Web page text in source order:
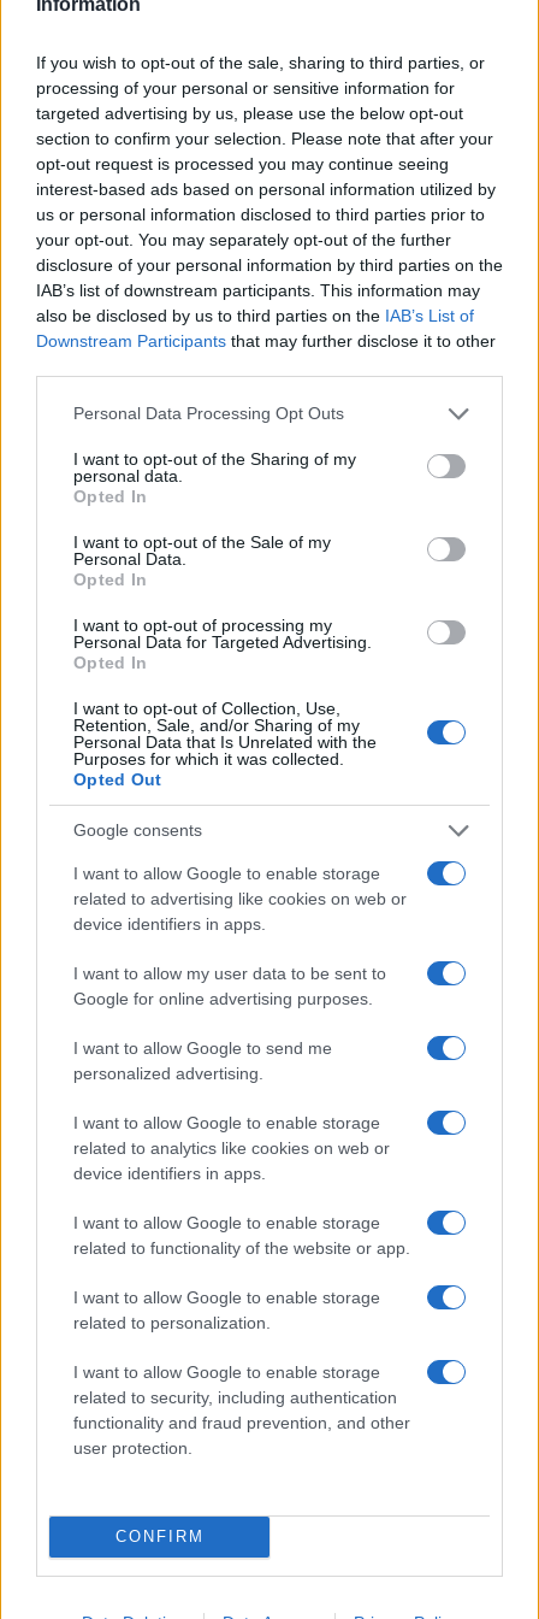
If you wish to opt-out of the sale, sharing to third parties, or
processing of your personal or sensitive information for
targeted advertising by us, please use the below opt-out
section to confirm your selection. Please note that after your
opt-out request is processed you may continue seeing
interest-based ads based on personal information utilized by
us or personal information disclosed to third parties prior to
your opt-out. You may separately opt-out of the further
disclosure of your personal information by third parties on the
IAB’s list of downstream participants. This information may
also be disclosed by us to third parties on the IAB’s List of
Downstream Participants that may further disclose it to other
Please note that this website/app uses one or more Google
not limited to your visit or usage behaviour. You may click to
grant or deny consent to Google and its third-party tags to
use your data for below specified purposes in below Google
consent section.
Personal Data Processing Opt Outs
I want to opt-out of the Sharing of my
personal data.
Opted In
I want to opt-out of the Sale of my
Personal Data.
Opted In
I want to opt-out of processing my
Personal Data for Targeted Advertising.
Opted In
I want to opt-out of Collection, Use,
Retention, Sale, and/or Sharing of my
Personal Data that Is Unrelated with the
Purposes for which it was collected.
Opted Out
Google consents
I want to allow Google to enable storage
related to advertising like cookies on web or
device identifiers in apps.
I want to allow my user data to be sent to
Google for online advertising purposes.
I want to allow Google to send me
personalized advertising.
I want to allow Google to enable storage
related to analytics like cookies on web or
device identifiers in apps.
I want to allow Google to enable storage
related to functionality of the website or app.
I want to allow Google to enable storage
related to personalization.
I want to allow Google to enable storage
related to security, including authentication
functionality and fraud prevention, and other
user protection.
CONFIRM
csupán hangszer, hanem egyedülálló tervezői munka révén
Ligeti 1968-as álma is megvalósítható általa.
Ebben a térben gyerekek lehetnek a felnőttekből: minden
korcsoport megtalálja a fülének és kedvének tetsző
hangokat. Bárki megcsodálhatja, ahogy egy százéves
elektrofon hangszer, a Chladni-féle teremin hangjai szebbnél
szebb geometriai mintázatokat rajzolnak. Kisebbek számára
élvezetes játék a HANGolyópálya, ahol a látogatók építhetik
A Ritmushajtánynak elnevezett hatalmas akusztikus
ritmusgépen négyszólamú ritmuskompozíciókat lehet
megjelennek. A Hangfestő segítségével énekelve vagy
zongorázva színes formák kelhetők életre. A kreatív
stúdióban vetített oktatóvideók révén bárki megtanulhat
egyszerű akkordokat, dallamokat, ritmusokat gitáron,
basszusgitáron, szintetizátoron, dobon eljátszani, és
énekesként is kipróbálhatja magát. A gyakorlást követően
rögtönzött együttesek első közös hangfelvételüket is
Az installációk koncepcióterveit Váczi Dániel zenész
készítette, aki az amerikai Guthman Nemzetközi
Hangszerverseny első díját és közönségdíját egyaránt
elnyerte idén. A kreatív hangtér páratlan hangszereit és
hangképző installációit a Medence-csoporttal közösen a
tervező hozta létre.
térben és időbencímű állandó kiállítására már több mint 35
ezer látogató váltott jegyet, míg az Európában is